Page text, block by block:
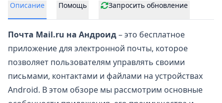
Описание Помощь Запросить обновление
Почта Mail.ru на Андроид– это бесплатное
приложение для электронной почты, которое
позволяет пользователям управлять своими
письмами, контактами и файлами на устройствах
Android. В этом обзоре мы рассмотрим основные